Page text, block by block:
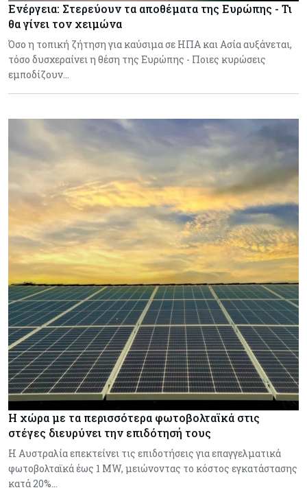
Ενέργεια: Στερεύουν τα αποθέματα της Ευρώπης - Τι
θα γίνει τον χειμώνα
Όσο η τοπική ζήτηση για καύσιμα σε ΗΠΑ και Ασία αυξάνεται,
τόσο δυσχεραίνει η θέση της Ευρώπης - Ποιες κυρώσεις
εμποδίζουν…
Η χώρα με τα περισσότερα φωτοβολταϊκά στις
στέγες διευρύνει την επιδότησή τους
Η Αυστραλία επεκτείνει τις επιδοτήσεις για επαγγελματικά
φωτοβολταϊκά έως 1 MW, μειώνοντας το κόστος εγκατάστασης
κατά 20%…